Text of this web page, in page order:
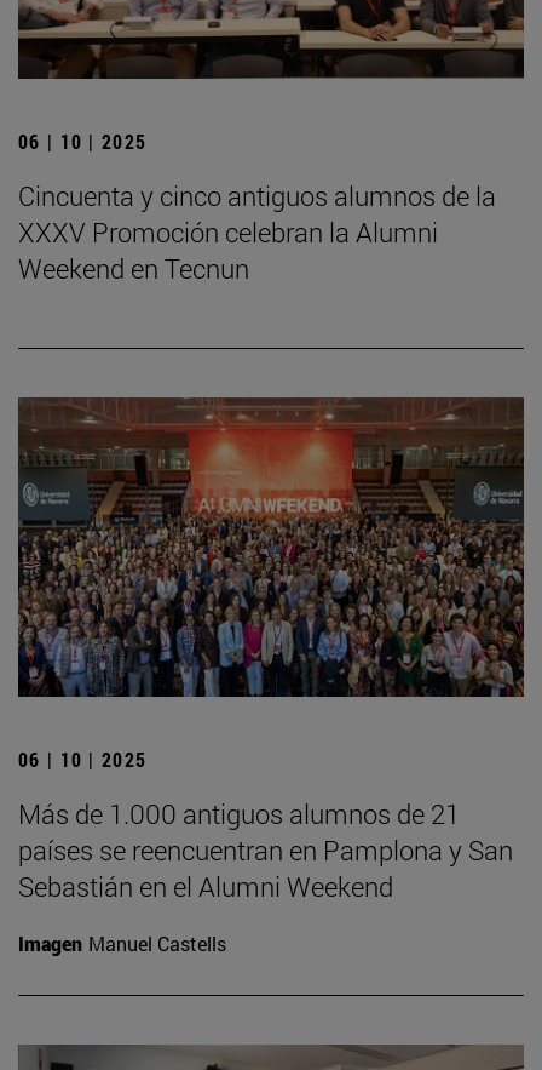
06 | 10 | 2025
Cincuenta y cinco antiguos alumnos de la
XXXV Promoción celebran la Alumni
Weekend en Tecnun
06 | 10 | 2025
Más de 1.000 antiguos alumnos de 21
países se reencuentran en Pamplona y San
Sebastián en el Alumni Weekend
Imagen Manuel Castells